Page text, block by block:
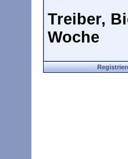
Treiber,
Woche